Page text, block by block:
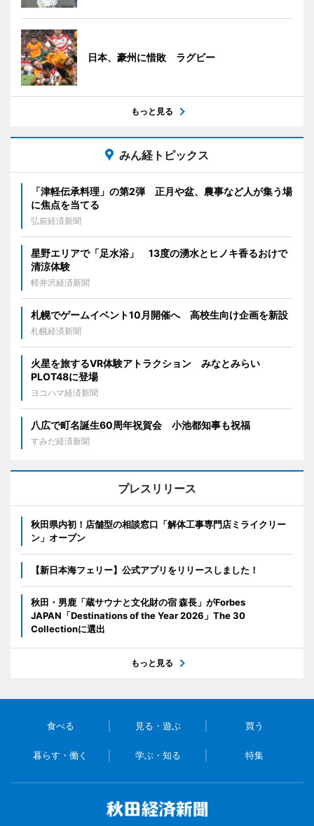
日本、豪州に惜敗 ラグビー
もっと見る
みん経トピックス
「津軽伝承料理」の第2弾 正月や盆、農事など人が集う場
に焦点を当てる
弘前経済新聞
星野エリアで「足水浴」 13度の湧水とヒノキ香るおけで
清涼体験
軽井沢経済新聞
札幌でゲームイベント10月開催へ 高校生向け企画を新設
札幌経済新聞
火星を旅するVR体験アトラクション みなとみらい
PLOT48に登場
ヨコハマ経済新聞
八広で町名誕生60周年祝賀会 小池都知事も祝福
すみだ経済新聞
プレスリリース
秋田県内初！店舗型の相談窓口「解体工事専門店ミライクリー
ン」オープン
【新日本海フェリー】公式アプリをリリースしました！
秋田・男鹿「蔵サウナと文化財の宿 森長」がForbes
JAPAN「Destinations of the Year 2026」The 30
Collectionに選出
もっと見る
食べる 見る・遊ぶ 買う
暮らす・働く 学ぶ・知る 特集